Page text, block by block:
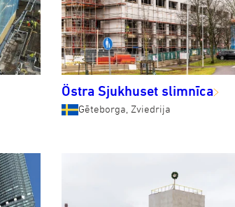
Östra Sjukhuset slimnīca
Gēteborga, Zviedrija